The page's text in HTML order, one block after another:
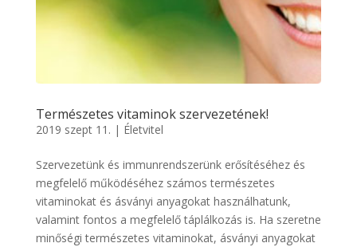
Természetes vitaminok szervezetének!
2019 szept 11. | Életvitel
Szervezetünk és immunrendszerünk erősítéséhez és
megfelelő működéséhez számos természetes
vitaminokat és ásványi anyagokat használhatunk,
valamint fontos a megfelelő táplálkozás is. Ha szeretne
minőségi természetes vitaminokat, ásványi anyagokat